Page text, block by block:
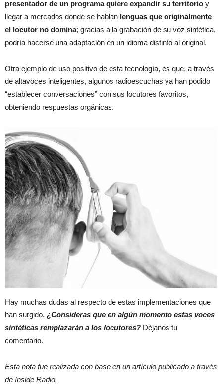
presentador de un programa quiere expandir su territorio y
llegar a mercados donde se hablan lenguas que originalmente
el locutor no domina; gracias a la grabación de su voz sintética,
podría hacerse una adaptación en un idioma distinto al original.
Otra ejemplo de uso positivo de esta tecnología, es que, a través
de altavoces inteligentes, algunos radioescuchas ya han podido
“establecer conversaciones” con sus locutores favoritos,
obteniendo respuestas orgánicas.
Hay muchas dudas al respecto de estas implementaciones que
han surgido, ¿Consideras que en algún momento estas voces
sintéticas remplazarán a los locutores? Déjanos tu
comentario.
Esta nota fue realizada con base en un artículo publicado a través
de Inside Radio.